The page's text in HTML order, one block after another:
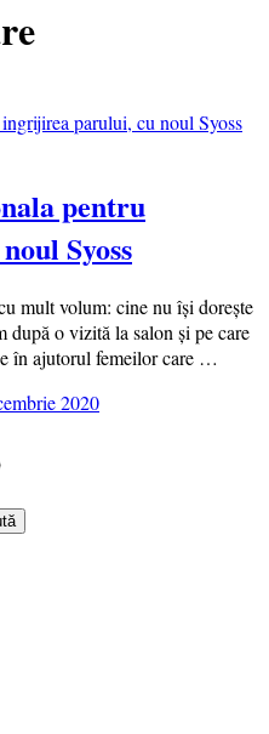
pentru
Syoss
mult volum: cine nu își dorește
după o vizită la salon și pe care
în ajutorul femeilor care …
2020